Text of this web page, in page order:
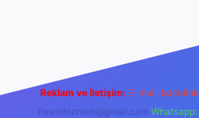
Reklam ve İletişim: E-mail:
forumhizmeti@gmail.com